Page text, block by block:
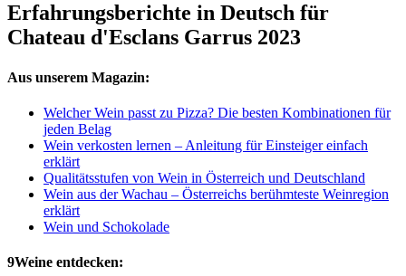
Erfahrungsberichte in Deutsch für
Chateau d'Esclans Garrus 2023
Aus unserem Magazin:
Welcher Wein passt zu Pizza? Die besten Kombinationen für
jeden Belag
Wein verkosten lernen – Anleitung für Einsteiger einfach
erklärt
Qualitätsstufen von Wein in Österreich und Deutschland
Wein aus der Wachau – Österreichs berühmteste Weinregion
erklärt
Wein und Schokolade
9Weine entdecken: